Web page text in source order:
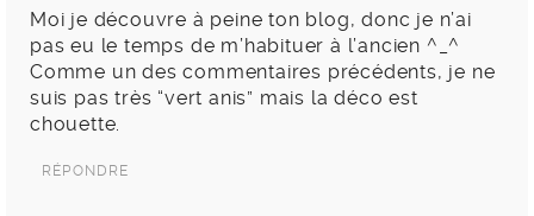
Moi je découvre à peine ton blog, donc je n’ai
pas eu le temps de m’habituer à l’ancien ^_^
Comme un des commentaires précédents, je ne
suis pas très “vert anis” mais la déco est
chouette.
RÉPONDRE